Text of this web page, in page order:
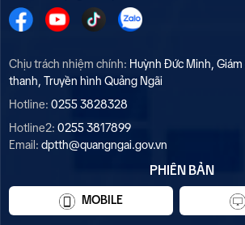
Chịu trách nhiệm chính: Huỳnh Đức Minh,
thanh, Truyền hình Quảng Ngãi
Hotline: 0255 3828328
Hotline2: 0255 3817899
Email: dptth@quangngai.gov.vn
PHIÊN BẢN
MOBILE